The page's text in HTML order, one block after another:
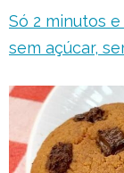
Só 2 minutos
sem açúcar,